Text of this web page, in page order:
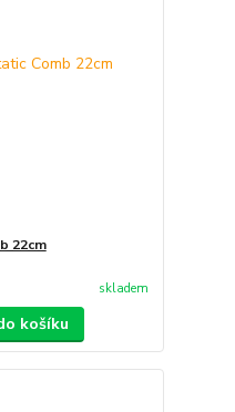
22cm
skladem
košíku